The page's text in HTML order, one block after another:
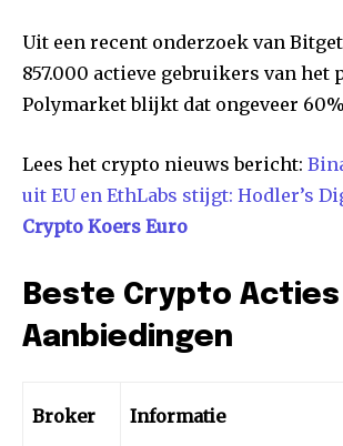
Uit een recent onderzoek van
857.000 actieve gebruikers van het
Polymarket blijkt dat ongeveer
Lees het crypto nieuws bericht:
uit EU en EthLabs stijgt: Hodler’s
Crypto Koers Euro
Beste Crypto Acties
Aanbiedingen
Broker Informatie